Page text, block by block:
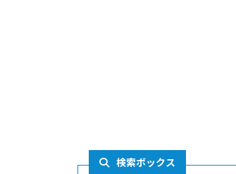
検索ボックス